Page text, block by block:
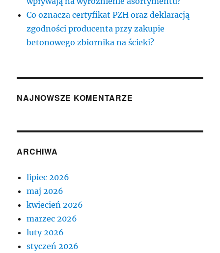
Co oznacza certyfikat PZH oraz deklaracją
zgodności producenta przy zakupie
betonowego zbiornika na ścieki?
NAJNOWSZE KOMENTARZE
ARCHIWA
lipiec 2026
maj 2026
kwiecień 2026
marzec 2026
luty 2026
styczeń 2026